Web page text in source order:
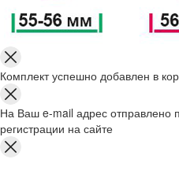
Комплект успешно добавлен в
На Ваш e-mail адрес отправлено
регистрации на сайте